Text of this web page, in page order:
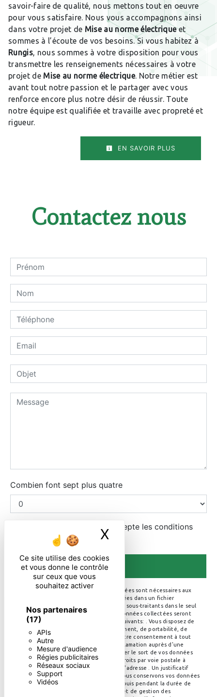
Ce site utilise des cookies
et vous donne le contrôle
sur ceux que vous
souhaitez activer
Nos partenaires
(17)
APIs
Autre
Mesure d'audience
Régies publicitaires
Réseaux sociaux
Support
Vidéos
X Masquer le
savoir-faire de qualité, nous mettons tout en oeuvre
pour vous satisfaire. Nous vous accompagnons ainsi
dans votre projet de Mise au norme électriqueet
sommes à l’écoute de vos besoins. Si vous habitez à
Rungis, nous sommes à votre disposition pour vous
transmettre les renseignements nécessaires à votre
projet de Mise au norme électrique. Notre métier est
avant tout notre passion et le partager avec vous
renforce encore plus notre désir de réussir. Toute
notre équipe est qualifiée et travaille avec propreté et
rigueur.
EN SAVOIR PLUS
Contactez nous
Combien font sept plus quatre
En cochant cette case, j'accepte les conditions
particulières ci-dessous **
ENVOYER
** Les données personnelles communiquées sont nécessaires aux
fins de vous contacter et sont enregistrées dans un fichier
informatisé. Elles sont destinées à et ses sous-traitants dans le seul
but de répondre à votre message. Les données collectées seront
communiquées aux seuls destinataires suivants: . Vous disposez de
droits d’accès, de rectification, d’effacement, de portabilité, de
limitation, d’opposition, de retrait de votre consentement à tout
moment et du droit d’introduire une réclamation auprès d’une
autorité de contrôle, ainsi que d’organiser le sort de vos données
post-mortem. Vous pouvez exercer ces droits par voie postale à
l'adresse ou par courrier électronique à l'adresse . Un justificatif
d'identité pourra vous être demandé. Nous conservons vos données
pendant la période de prise de contact puis pendant la durée de
prescription légale aux fins probatoires et de gestion des